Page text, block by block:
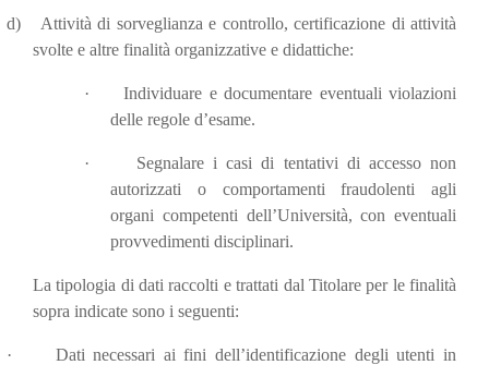
d)
Attività di sorveglianza e controllo, certificazione di attività
svolte e altre finalità organizzative e didattiche:
·
Individuare e documentare eventuali violazioni
delle regole d’esame.
·
Segnalare i casi di tentativi di accesso non
autorizzati o comportamenti fraudolenti agli
organi competenti dell’Università, con eventuali
provvedimenti disciplinari.
La tipologia di dati raccolti e trattati dal Titolare per le finalità
sopra indicate sono i seguenti:
·
Dati necessari ai fini dell’identificazione degli utenti in